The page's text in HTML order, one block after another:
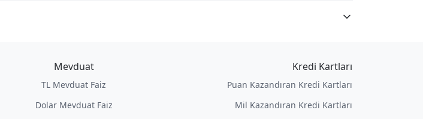
Mevduat
TL Mevduat Faiz
Dolar Mevduat Faiz
Kredi Kartları
Puan Kazandıran Kredi Kartları
Mil Kazandıran Kredi Kartları